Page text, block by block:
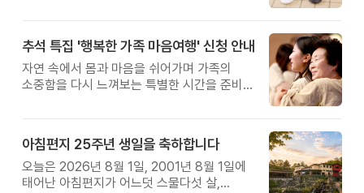
추석 특집 '행복한 가족 마음여행' 신청 안내
자연 속에서 몸과 마음을 쉬어가며 가족의
소중함을 다시 느껴보는 특별한 시간을 준비해
아침편지 25주년 생일을 축하합니다
오늘은 2026년 8월 1일, 2001년 8월 1일에
태어난 아침편지가 어느덧 스물다섯 살,